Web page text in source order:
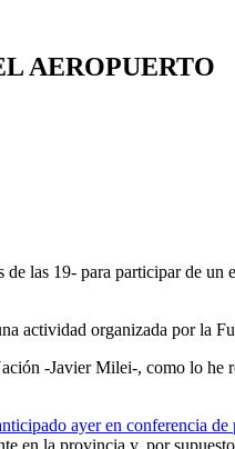
AEROPUERTO
las 19- para participar de un
actividad organizada por la
-Javier Milei-, como lo he
ayer en conferencia de
en la provincia y, por